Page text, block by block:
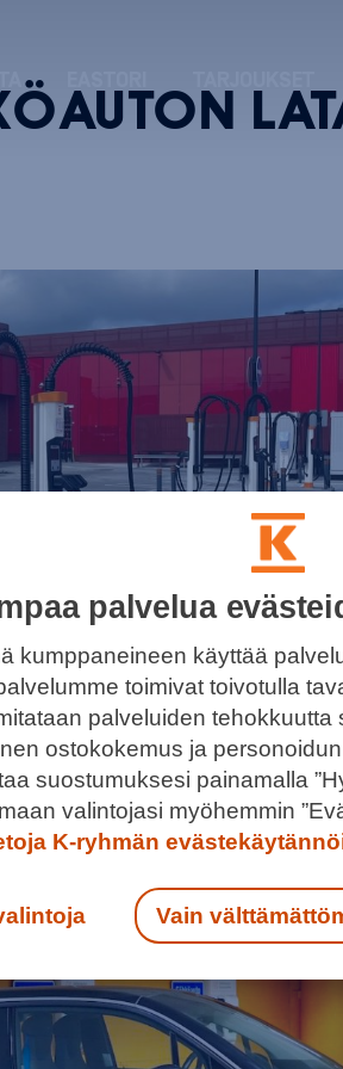
JA SUOSITUIN
Lataa autosi helposti samalla
kauppakeskuksessamme.
palvelua
kumppaneineen käyttää
toimivat toivotulla
palveluiden tehokkuutta
ostokokemus ja
suostumuksesi painamalla
valintojasi myöhemmin
K-ryhmän
Vain